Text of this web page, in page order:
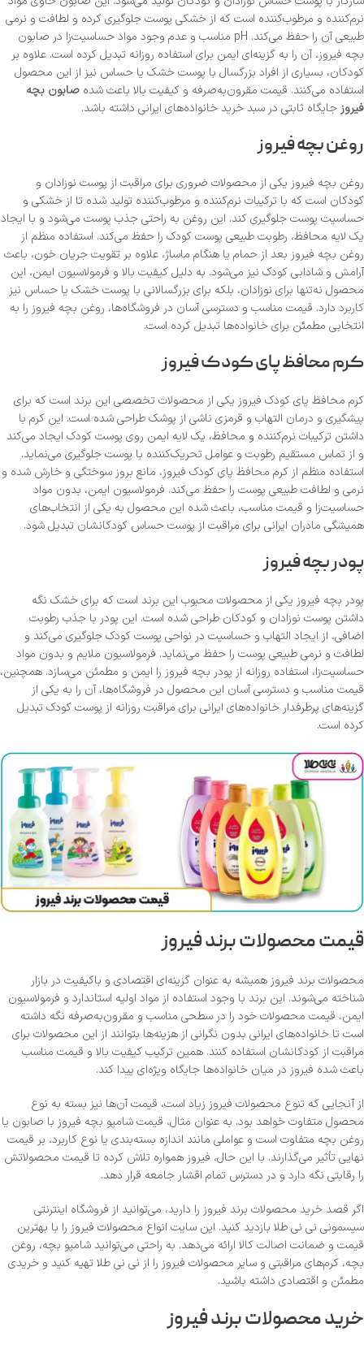
نرم‌کننده و مرطوب‌کننده است که از خشکی پوست جلوگیری کرده و لطافت و نرمی
طبیعی آن را حفظ می‌کند. pH مناسب و عدم وجود مواد حساسیت‌زا در صابون
بچه فیروز، آن را به گزینه‌ای ایمن برای استفاده روزانه تبدیل کرده است. علاوه بر
کودکان، بسیاری از افراد بزرگسال با پوست خشک یا حساس نیز از این محصول
استفاده می‌کنند. قیمت مقرون‌به‌صرفه و کیفیت بالا باعث شده صابون بچه
فیروز جایگاه ثابتی در سبد خرید خانواده‌های ایرانی داشته باشد.
روغن بچه فیروز
روغن بچه فیروز یکی از محصولات ضروری برای مراقبت از پوست نوزادان و
کودکان است که با ترکیبات نرم‌کننده و مرطوب‌کننده تولید شده تا از خشکی و
حساسیت پوست جلوگیری کند. این روغن به راحتی جذب پوست می‌شود و با ایجاد
یک لایه محافظ، رطوبت طبیعی پوست کودک را حفظ می‌کند. استفاده منظم از
روغن بچه فیروز بعد از حمام یا هنگام ماساژ، علاوه بر تقویت جریان خون، باعث
آرامش و شادابی کودک نیز می‌شود. به دلیل کیفیت بالا و فرمولاسیون ایمن، این
محصول نه‌تنها برای نوزادان، بلکه برای بزرگسالانی با پوست خشک یا حساس نیز
کاربرد دارد. قیمت مناسب و دسترسی آسان در فروشگاه‌ها، روغن بچه فیروز را به
انتخابی مطمئن برای خانواده‌ها تبدیل کرده است.
کرم محافظ پای کودک فیروز
کرم محافظ پای کودک فیروز یکی از محصولات تخصصی این برند است که برای
پیشگیری و درمان التهاب و قرمزی ناشی از پوشک طراحی شده است. این کرم با
داشتن ترکیبات نرم‌کننده و محافظ، یک لایه ایمن روی پوست کودک ایجاد می‌کند
و از تماس مستقیم رطوبت و عوامل تحریک‌کننده با پوست جلوگیری می‌نماید.
استفاده منظم از کرم محافظ پای کودک فیروز، مانع بروز سوختگی و خارش شده و
نرمی و لطافت طبیعی پوست را حفظ می‌کند. فرمولاسیون ایمن، بدون مواد
حساسیت‌زا و قیمت مناسب، باعث شده این محصول به یکی از انتخاب‌های
همیشگی مادران ایرانی برای مراقبت از پوست حساس کودکانشان تبدیل شود.
پودر بچه فیروز
پودر بچه فیروز یکی از محصولات محبوب این برند است که برای خشک نگه
داشتن پوست نوزادان و کودکان طراحی شده است. این پودر با جذب رطوبت
اضافی، از ایجاد التهاب و حساسیت در نواحی پوست کودک جلوگیری می‌کند و
لطافت و نرمی طبیعی پوست را حفظ می‌نماید. فرمولاسیون ملایم و بدون مواد
حساسیت‌زا، استفاده روزانه از پودر بچه فیروز را ایمن و مطمئن می‌سازد. همچنین،
قیمت مناسب و دسترسی آسان این محصول در فروشگاه‌ها، آن را به یکی از
گزینه‌های پرطرفدار خانواده‌های ایرانی برای مراقبت روزانه از پوست کودک تبدیل
کرده است.
قیمت محصولات برند فیروز
محصولات برند فیروز همیشه به عنوان گزینه‌ای اقتصادی و باکیفیت در بازار
شناخته می‌شوند. این برند با وجود استفاده از مواد اولیه استاندارد و فرمولاسیون
ایمن، قیمت محصولات خود را در سطحی مناسب و مقرون‌به‌صرفه نگه داشته
است تا خانواده‌های ایرانی بدون نگرانی از هزینه‌ها بتوانند از این محصولات برای
مراقبت از کودکانشان استفاده کنند. همین ترکیب کیفیت بالا و قیمت مناسب
باعث شده فیروز در میان خانواده‌ها جایگاه ویژه‌ای پیدا کند.
از آنجایی که تنوع محصولات فیروز زیاد است، قیمت آن‌ها نیز بسته به نوع
محصول متفاوت خواهد بود. به عنوان مثال، قیمت شامپو بچه فیروز با صابون یا
روغن بچه متفاوت است و عواملی مانند اندازه بسته‌بندی یا نوع کاربرد، بر قیمت
نهایی تأثیر می‌گذارند. با این حال، فیروز همواره تلاش کرده تا قیمت محصولاتش
را رقابتی نگه دارد و در دسترس تمام اقشار جامعه قرار دهد.
اگر قصد خرید محصولات برند فیروز را دارید، می‌توانید از فروشگاه اینترنتی
سیسمونی نی نی طلا بازدید کنید. این سایت انواع محصولات فیروز را با بهترین
قیمت و ضمانت اصالت کالا ارائه می‌دهد. به راحتی می‌توانید شامپو بچه، روغن
بچه، کرم‌های مراقبتی و سایر محصولات فیروز را از نی نی طلا تهیه کنید و خریدی
مطمئن و اقتصادی داشته باشید.
خرید محصولات برند فیروز